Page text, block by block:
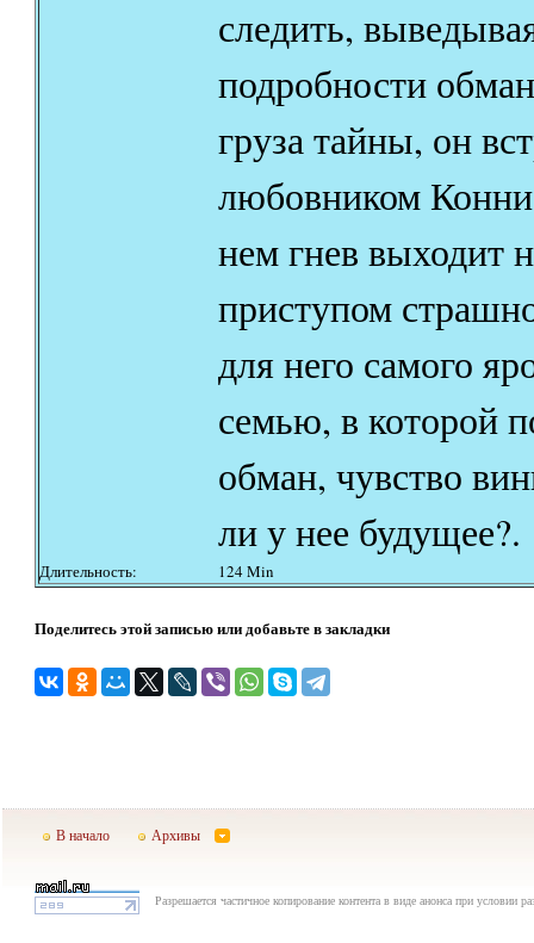
следить,
подробности
груза тайны, он
любовником
нем гнев выходит
приступом
для него самого
семью, в которой
обман, чувство
ли у нее будущее?.
Длительность: 124 Min
Поделитесь этой записью или добавьте в закладки
В начало Архивы
Разрешается частичное копирование контента в виде анонса при условии